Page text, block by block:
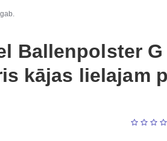
Ballenpolster G
kājas lielajam